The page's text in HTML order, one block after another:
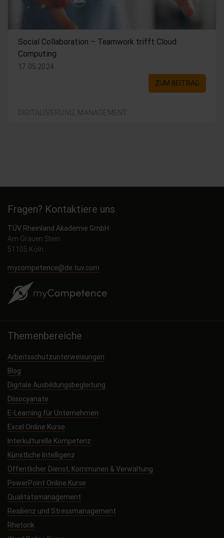
Social Collaboration – Teamwork trifft Cloud
Computing
17.05.2024
ZUM BEITRAG
DIGITALISIERUNG, MANAGEMENT
Fragen? Kontaktiere uns
TÜV Rheinland Akademie GmbH
Am Grauen Stein
51105 Köln
mycompetence@de.tuv.com
Themenbereiche
Arbeitsschutzunterweisungen
Blog
Digitale Ausbildungsbegleitung
Diisocyanate
E-Learning für Unternehmen
Excel Online Kurse
Interkulturelle Kompetenz
Künstliche Intelligenz
Öffentlicher Dienst, Kommunen & Verwaltung
PowerPoint Online Kurse
Qualitätsmanagement
Resilienz und Stressmanagement
Rhetorik